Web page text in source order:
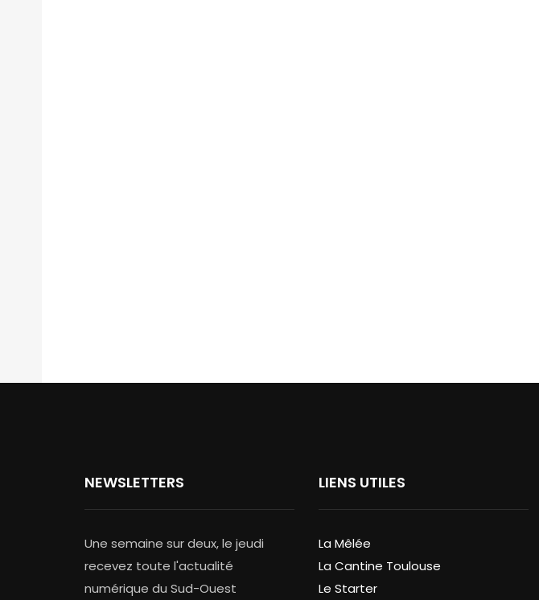
NEWSLETTERS
Une semaine sur deux, le jeudi
recevez toute l'actualité
numérique du Sud-Ouest
LIENS UTILES
La Mêlée
La Cantine Toulouse
Le Starter